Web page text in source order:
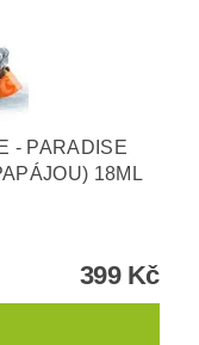
- PARADISE
18ML
399 Kč